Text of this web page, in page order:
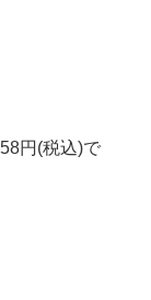
円(税込)で